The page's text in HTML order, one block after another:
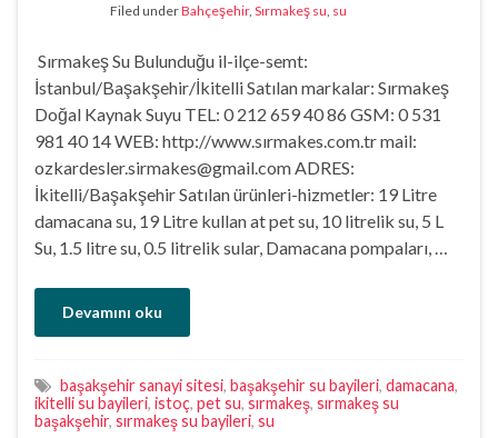
Filed underBahçeşehir, Sırmakeş su su
Sırmakeş Su Bulunduğu il-ilçe-semt:
İstanbul/Başakşehir/İkitelli Satılan markalar: Sırmakeş
Doğal Kaynak Suyu TEL: 0 212 659 40 86 GSM: 0 531
981 40 14 WEB: http://www.sırmakes.com.tr mail:
ozkardesler.sirmakes@gmail.com ADRES:
İkitelli/Başakşehir Satılan ürünleri-hizmetler: 19 Litre
damacana su, 19 Litre kullan at pet su, 10 litrelik su, 5 L
Su, 1.5 litre su, 0.5 litrelik sular, Damacana pompaları, …
Devamını oku
başakşehir sanayi sitesi, başakşehir su bayileri, damacana,
ikitelli su bayileri, istoç, pet su, sırmakeş, sırmakeş su
başakşehir, sırmakeş su bayileri, su